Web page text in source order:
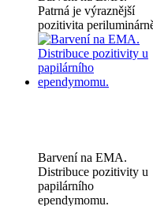
Patrná je výraznější
pozitivita
Barvení na EMA.
Distribuce pozitivity u
papilárního
ependymomu.